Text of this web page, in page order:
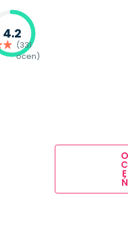
4.2
(331
ocen)
O
C
E
Ń